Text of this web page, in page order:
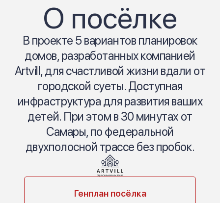
О посёлке
В проекте 5 вариантов планировок
домов, разработанных компанией
Artvill, для счастливой жизни вдали от
городской суеты. Доступная
инфраструктура для развития ваших
детей. При этом в 30 минутах от
Самары, по федеральной
двухполосной трассе без пробок.
Генплан посёлка